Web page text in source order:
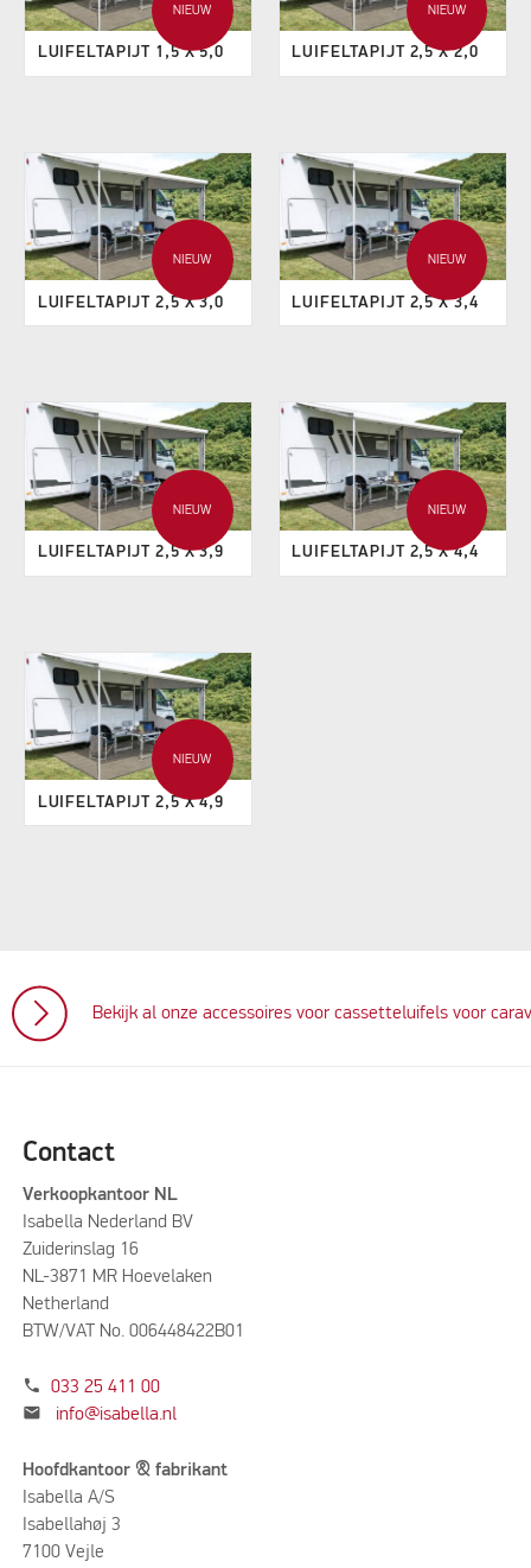
NIEUW
LUIFELTAPIJT 1,5 X 5,0
NIEUW
LUIFELTAPIJT 2,5 X 2,0
NIEUW
LUIFELTAPIJT 2,5 X 3,0
NIEUW
LUIFELTAPIJT 2,5 X 3,4
NIEUW
LUIFELTAPIJT 2,5 X 3,9
NIEUW
LUIFELTAPIJT 2,5 X 4,4
NIEUW
LUIFELTAPIJT 2,5 X 4,9
Bekijk al onze accessoires voor cassetteluifels voor
Contact
Verkoopkantoor NL
Isabella Nederland BV
Zuiderinslag 16
NL-3871 MR Hoevelaken
Netherland
BTW/VAT No. 006448422B01
phone 033 25 411 00
mail info@isabella.nl
Hoofdkantoor & fabrikant
Isabella A/S
Isabellahøj 3
7100 Vejle